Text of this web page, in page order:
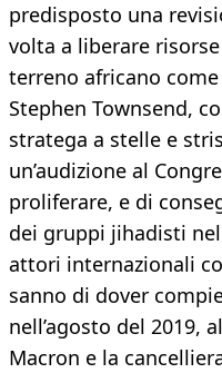
predisposto una
volta a liberare
terreno africano
Stephen Townsend,
stratega a stelle e
un’audizione al
proliferare, e di
dei gruppi jihadisti
attori internazionali
sanno di dover
nell’agosto del 2019,
Macron e la